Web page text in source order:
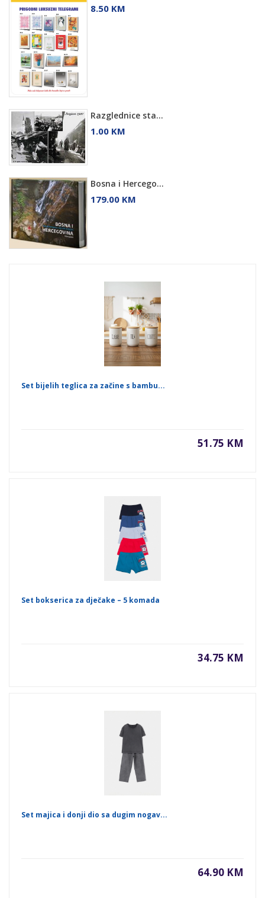
8.50 KM
Razglednice sta...
1.00 KM
Bosna i Hercego...
179.00 KM
Set bijelih teglica za začine s bambu...
51.75 KM
Set bokserica za dječake – 5 komada
34.75 KM
Set majica i donji dio sa dugim nogav...
64.90 KM